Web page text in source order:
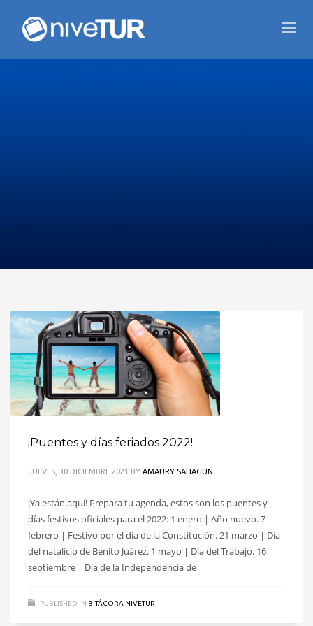
¡Puentes y días feriados 2022!
JUEVES, 30 DICIEMBRE 2021 BY AMAURY SAHAGUN
¡Ya están aquí! Prepara tu agenda, estos son los puentes y
días festivos oficiales para el 2022: 1 enero | Año nuevo. 7
febrero | Festivo por el día de la Constitución. 21 marzo | Día
del natalicio de Benito Juárez. 1 mayo | Día del Trabajo. 16
septiembre | Día de la Independencia de
PUBLISHED IN BITÁCORA NIVETUR